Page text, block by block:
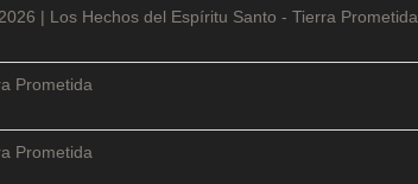
| Los Hechos del Espíritu Santo - Tierra Prometida
Prometida
Prometida